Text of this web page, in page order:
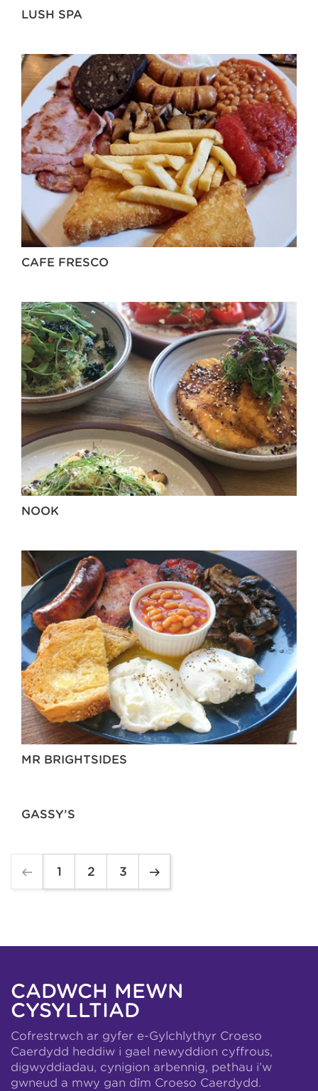
LUSH SPA
CAFE FRESCO
NOOK
MR BRIGHTSIDES
GASSY’S
1 2 3
CADWCH MEWN
CYSYLLTIAD
Cofrestrwch ar gyfer e-Gylchlythyr Croeso
Caerdydd heddiw i gael newyddion cyffrous,
digwyddiadau, cynigion arbennig, pethau i’w
gwneud a mwy gan dîm Croeso Caerdydd.